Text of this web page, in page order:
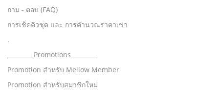
ถาม - ตอบ (FAQ)
การเช็คคิวชุด และ การคำนวณราคาเช่า
.
_________Promotions_________
Promotion สำหรับ Mellow Member
Promotion สำหรับสมาชิกใหม่